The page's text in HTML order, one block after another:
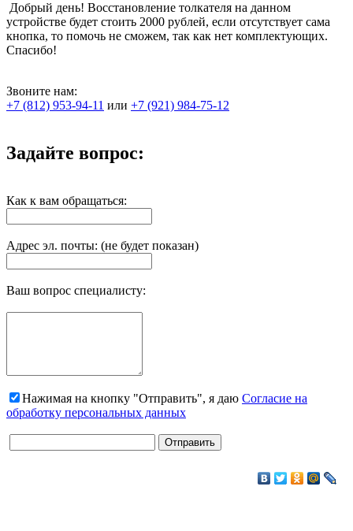
Добрый день! Восстановление толкателя на данном
устройстве будет стоить 2000 рублей, если отсутствует сама
кнопка, то помочь не сможем, так как нет комплектующих.
Спасибо!
Звоните нам:
+7 (812) 953-94-11 или +7 (921) 984-75-12
Задайте вопрос:
Как к вам обращаться:
Адрес эл. почты: (не будет показан)
Ваш вопрос специалисту:
Нажимая на кнопку "Отправить", я даю Согласие на
обработку персональных данных